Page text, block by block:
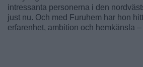
intressanta personerna i den
just nu. Och med Furuhem har hon
erfarenhet, ambition och hemkänsla –